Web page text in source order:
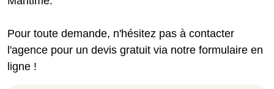
Pour toute demande, n'hésitez pas à contacter
l'agence pour un devis gratuit via notre formulaire en
ligne !